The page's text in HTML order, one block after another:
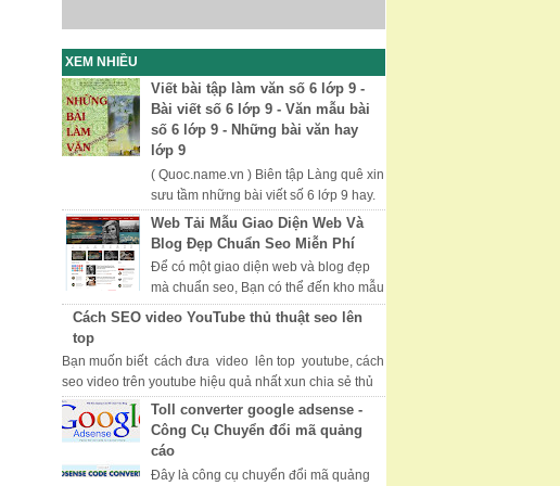
XEM NHIỀU
Viết bài tập làm văn số 6 lớp 9 -
Bài viết số 6 lớp 9 - Văn mẫu bài
số 6 lớp 9 - Những bài văn hay
lớp 9
( Quoc.name.vn ) Biên tập Làng quê xin
sưu tầm những bài viết số 6 lớp 9 hay.
Chúc các bạn học tốt thi tốt. Những Bài
Văn Hay, Văn Mẫu Lớp 9...
Web Tải Mẫu Giao Diện Web Và
Blog Đẹp Chuẩn Seo Miễn Phí
Để có một giao diện web và blog đẹp
mà chuẩn seo, Bạn có thể đến kho mẫu
của Mythemeshop với nhiều giao diện
đẹp và được tối ưu hóa, đượ...
Cách SEO video YouTube thủ thuật seo lên
top
Bạn muốn biết cách đưa video lên top youtube, cách
seo video trên youtube hiệu quả nhất xun chia sẻ thủ
thuật seo video youtube hữ hiệu...
Toll converter google adsense -
Công Cụ Chuyển đổi mã quảng
cáo
Đây là công cụ chuyển đổi mã quảng